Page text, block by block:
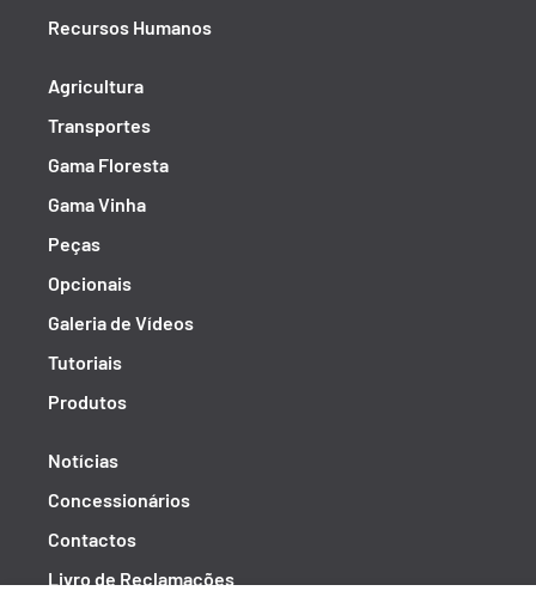
Recursos Humanos
Agricultura
Transportes
Gama Floresta
Gama Vinha
Peças
Opcionais
Galeria de Vídeos
Tutoriais
Produtos
Notícias
Concessionários
Contactos
Livro de Reclamações